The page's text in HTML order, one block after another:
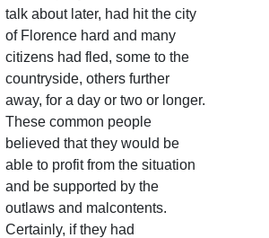
talk about later, had hit the city
of Florence hard and many
citizens had fled, some to the
countryside, others further
away, for a day or two or longer.
These common people
believed that they would be
able to profit from the situation
and be supported by the
outlaws and malcontents.
Certainly, if they had